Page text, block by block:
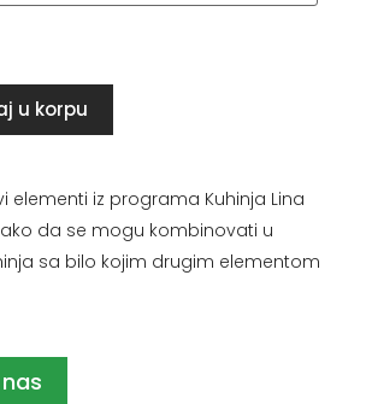
u korpu
elementi iz programa Kuhinja Lina
da se mogu kombinovati u
sa bilo kojim drugim elementom